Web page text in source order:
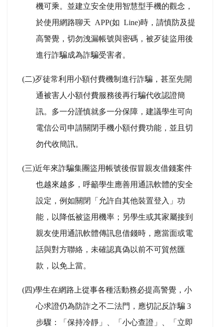
機可乘。並建立安全使用智慧型手機的觀念，
於使用網路聊天 APP(如 Line)時，請慎防及提
高警覺，切勿洩漏帳號與密碼，被歹徒盜用後
進行詐騙成為詐騙受害者。
(二)歹徒常利用小額付費機制進行詐騙，甚至先開
通被害人小額付費服務後再行騙代收認證簡
訊。多一分謹慎就多一分保障，建議學生可向
電信公司申請關閉手機小額付費功能，並且切
勿代收簡訊。
(三)近年來詐騙集團盜用帳號後假冒親友借錢案件
也越來越多，呼籲學生應善用通訊軟體的安全
設定，例如關閉「允許自其他裝置登入」功
能，以降低被盜用機率；另學生或其家屬接到
親友使用通訊軟體傳訊息借錢時，應當面或電
話與對方聯絡，未確認真偽以前不可貿然匯
款，以免上當。
(四)學生在網路上從事各種活動務必提高警覺，小
心求證仍為防詐之不二法門，應切記反詐騙 3
步驟：「保持冷靜」、「小心查證」、「立即